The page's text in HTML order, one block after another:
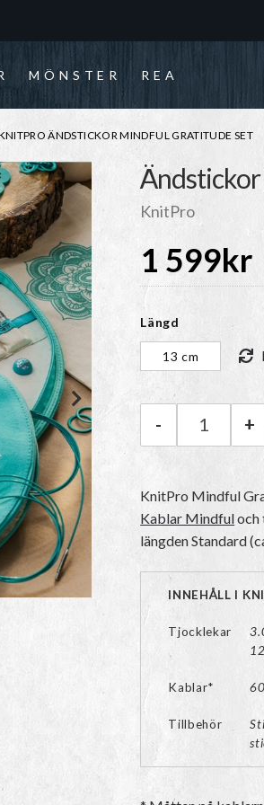
MÖNSTER REA
ÄNDSTICKOR MINDFUL GRATITUDE SET
KnitPro
1 599kr
Längd
13 cm
KnitPro
- +
KnitPro Mindful
Kablar Mindfuloch
längden Standard
INNEHÅLL I
Tjocklekar
Kablar*
Tillbehör